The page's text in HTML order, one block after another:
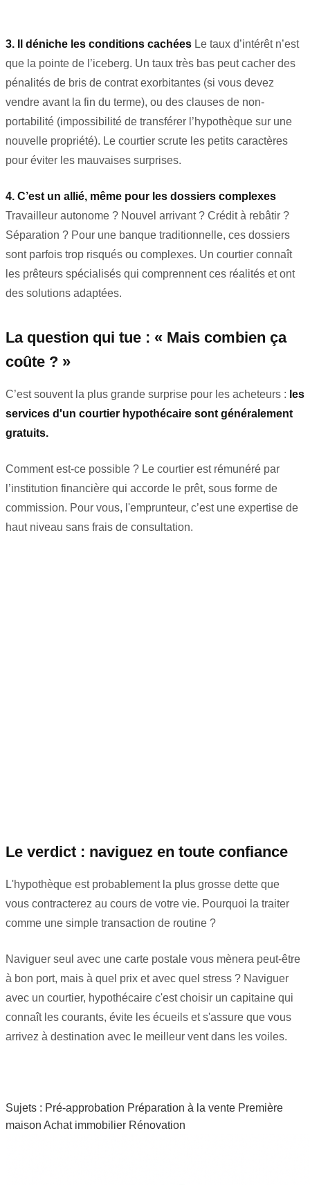
3. Il déniche les conditions cachées Le taux d’intérêt n’est
que la pointe de l’iceberg. Un taux très bas peut cacher des
pénalités de bris de contrat exorbitantes (si vous devez
vendre avant la fin du terme), ou des clauses de non-
portabilité (impossibilité de transférer l’hypothèque sur une
nouvelle propriété). Le courtier scrute les petits caractères
pour éviter les mauvaises surprises.
4. C’est un allié, même pour les dossiers complexes
Travailleur autonome ? Nouvel arrivant ? Crédit à rebâtir ?
Séparation ? Pour une banque traditionnelle, ces dossiers
sont parfois trop risqués ou complexes. Un courtier connaît
les prêteurs spécialisés qui comprennent ces réalités et ont
des solutions adaptées.
La question qui tue : « Mais combien ça
coûte ? »
C’est souvent la plus grande surprise pour les acheteurs : les
services d'un courtier hypothécaire sont généralement
gratuits.
Comment est-ce possible ? Le courtier est rémunéré par
l’institution financière qui accorde le prêt, sous forme de
commission. Pour vous, l'emprunteur, c’est une expertise de
haut niveau sans frais de consultation.
Le verdict : naviguez en toute confiance
L'hypothèque est probablement la plus grosse dette que
vous contracterez au cours de votre vie. Pourquoi la traiter
comme une simple transaction de routine ?
Naviguer seul avec une carte postale vous mènera peut-être
à bon port, mais à quel prix et avec quel stress ? Naviguer
avec un courtier, hypothécaire c'est choisir un capitaine qui
connaît les courants, évite les écueils et s'assure que vous
arrivez à destination avec le meilleur vent dans les voiles.
Sujets : Pré-approbation Préparation à la vente Première
maison Achat immobilier Rénovation